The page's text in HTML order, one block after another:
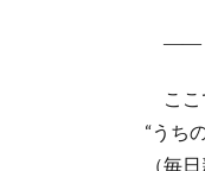
ここ
“うち
（毎